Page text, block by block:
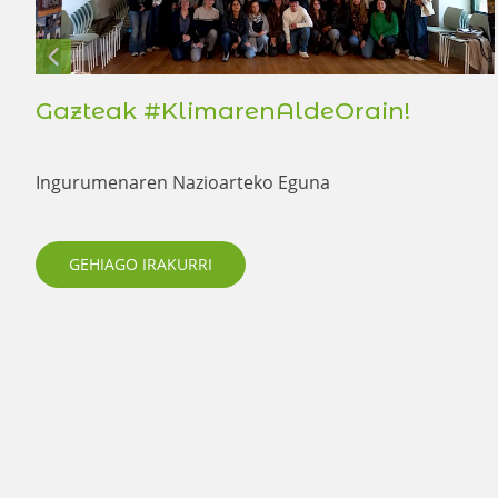
Gazteak #KlimarenAldeOrain!
Ingurumenaren Nazioarteko Eguna
GEHIAGO IRAKURRI